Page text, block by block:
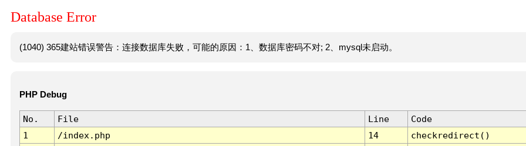
Database Error
(1040) 365建站错误警告：连接数据库失败，可能的原因：1、数据库密码不对; 2、mysql未启动。
PHP Debug
No. File Line
Code
1
/index.php 14
checkredirect()